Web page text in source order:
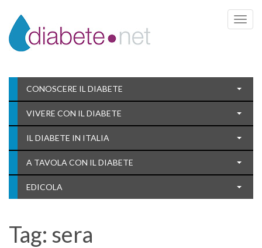
Toggle
CONOSCERE IL DIABETE
VIVERE CON IL DIABETE
IL DIABETE IN ITALIA
A TAVOLA CON IL DIABETE
EDICOLA
Tag: sera